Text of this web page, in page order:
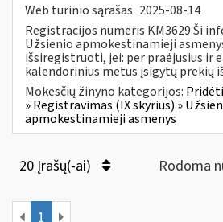
Web turinio sąrašas 2025-08-14
Registracijos numeris KM3629 Ši
Užsienio apmokestinamieji
išsiregistruoti, jei: per praėjusius ir
kalendorinius metus įsigytų prekių
Mokesčių žinyno kategorijos:
» Registravimas (IX skyrius) »
apmokestinamieji asmenys
20 Įrašų(-ai) Rodoma
1